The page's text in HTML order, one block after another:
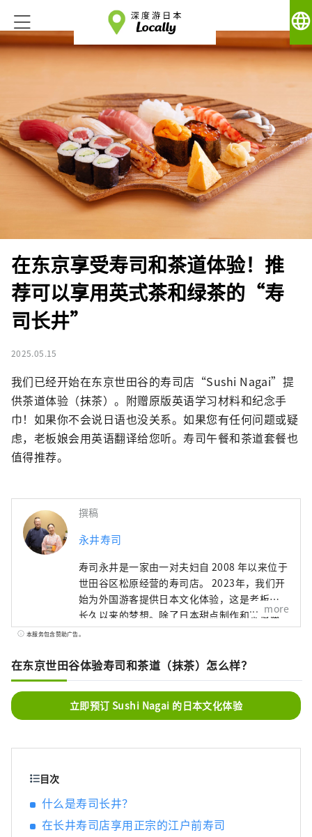
language
在东京享受寿司和茶道体验！推
荐可以享用英式茶和绿茶的“寿
司长井”
2025.05.15
我们已经开始在东京世田谷的寿司店“Sushi Nagai”提
供茶道体验（抹茶）。附赠原版英语学习材料和纪念手
巾！如果你不会说日语也没关系。如果您有任何问题或疑
虑，老板娘会用英语翻译给您听。寿司午餐和茶道套餐也
值得推荐。
撰稿
永井寿司
寿司永井是一家由一对夫妇自 2008 年以来位于
世田谷区松原经营的寿司店。 2023年，我们开
始为外国游客提供日本文化体验，这是老板娘
长久以来的梦想。除了日本甜点制作和茶道体
验外，您还可以享受可选的寿司午餐和品尝清
柜台上享用主厨发寿司，同时享受与寿司厨师
的交谈。
more
本服务包含赞助广告。
在东京世田谷体验寿司和茶道（抹茶）怎么样？
立即预订 Sushi Nagai 的日本文化体验
目次
什么是寿司长井？
在长井寿司店享用正宗的江户前寿司